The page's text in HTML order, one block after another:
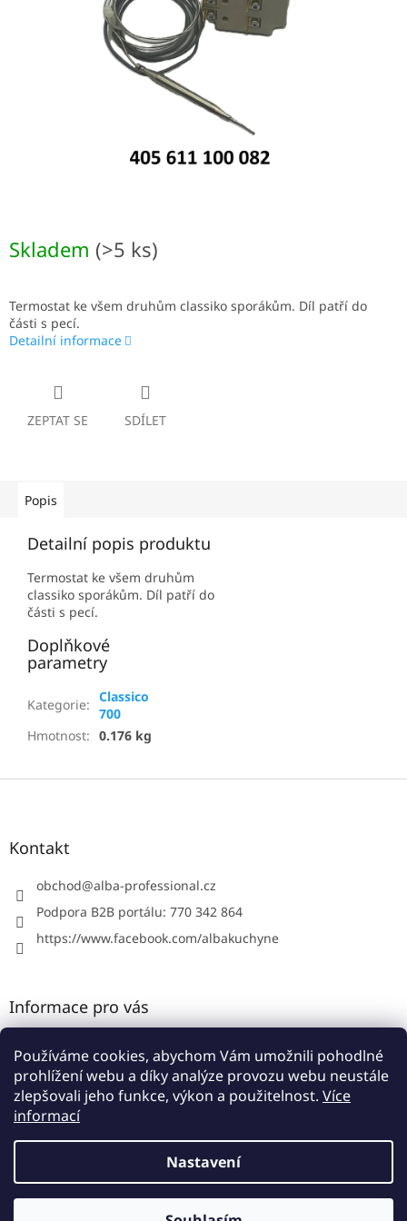
Používáme cookies, abychom Vám umožnili pohodlné
prohlížení webu a díky analýze provozu webu neustále
zlepšovali jeho funkce, výkon a použitelnost. Více
informací
Nastavení
Skladem (>5 ks)
Termostat ke všem druhům classiko sporákům. Díl patří do
části s pecí.
Detailní informace
ZEPTAT SE SDÍLET
Popis
Detailní popis produktu
Termostat ke všem druhům
classiko sporákům. Díl patří do
části s pecí.
Doplňkové
parametry
Kategorie: Classico
700
Hmotnost: 0.176 kg
Z
Kontakt
obchod@alba-professional.cz
Podpora B2B portálu: 770 342 864
https://www.facebook.com/albakuchyne
Informace pro vás
Obchodní podmínky
Podmínky ochrany osobních údajů
Vytvořil Shoptet